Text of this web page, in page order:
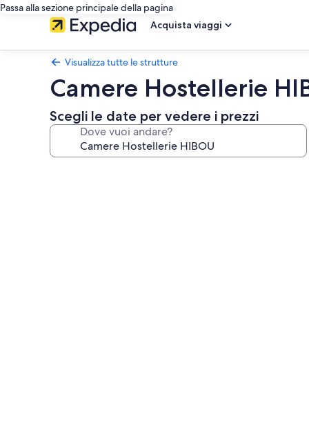
Passa alla sezione principale della pagina
Acquista viaggi
Visualizza tutte le strutture
Camere Hostellerie
Scegli le date per vedere i prezzi
Dove vuoi andare?